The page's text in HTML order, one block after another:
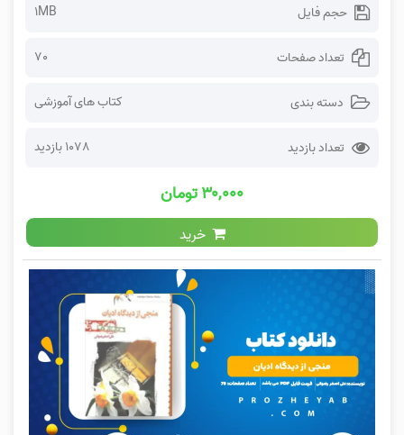
حجم فایل 1MB
تعداد صفحات 70
دسته بندی کتاب های آموزشی
تعداد بازدید 1078 بازدید
۳۰,۰۰۰ تومان
خرید